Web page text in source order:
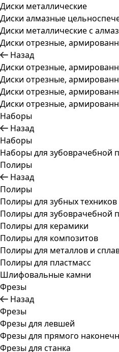
Диски металлические
Диски алмазные
Диски металлические с
Диски отрезные,
Назад
Диски отрезные,
Диски отрезные,
Диски отрезные,
Диски отрезные,
Наборы
Назад
Наборы
Наборы для зубоврачебной
Полиры
Назад
Полиры
Полиры для зубных техников
Полиры для зубоврачебной
Полиры для керамики
Полиры для композитов
Полиры для металлов и
Полиры для пластмасс
Шлифовальные камни
Фрезы
Назад
Фрезы
Фрезы для левшей
Фрезы для прямого
Фрезы для станка